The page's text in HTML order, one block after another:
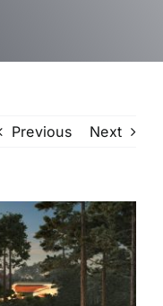
Previous Next